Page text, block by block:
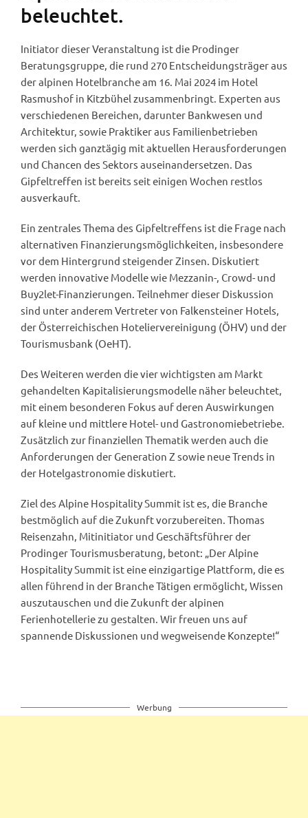
beleuchtet.
Initiator dieser Veranstaltung ist die Prodinger
Beratungsgruppe, die rund 270 Entscheidungsträger aus
der alpinen Hotelbranche am 16. Mai 2024 im Hotel
Rasmushof in Kitzbühel zusammenbringt. Experten aus
verschiedenen Bereichen, darunter Bankwesen und
Architektur, sowie Praktiker aus Familienbetrieben
werden sich ganztägig mit aktuellen Herausforderungen
und Chancen des Sektors auseinandersetzen. Das
Gipfeltreffen ist bereits seit einigen Wochen restlos
ausverkauft.
Ein zentrales Thema des Gipfeltreffens ist die Frage nach
alternativen Finanzierungsmöglichkeiten, insbesondere
vor dem Hintergrund steigender Zinsen. Diskutiert
werden innovative Modelle wie Mezzanin-, Crowd- und
Buy2let-Finanzierungen. Teilnehmer dieser Diskussion
sind unter anderem Vertreter von Falkensteiner Hotels,
der Österreichischen Hoteliervereinigung (ÖHV) und der
Tourismusbank (OeHT).
Des Weiteren werden die vier wichtigsten am Markt
gehandelten Kapitalisierungsmodelle näher beleuchtet,
mit einem besonderen Fokus auf deren Auswirkungen
auf kleine und mittlere Hotel- und Gastronomiebetriebe.
Zusätzlich zur finanziellen Thematik werden auch die
Anforderungen der Generation Z sowie neue Trends in
der Hotelgastronomie diskutiert.
Ziel des Alpine Hospitality Summit ist es, die Branche
bestmöglich auf die Zukunft vorzubereiten. Thomas
Reisenzahn, Mitinitiator und Geschäftsführer der
Prodinger Tourismusberatung, betont: „Der Alpine
Hospitality Summit ist eine einzigartige Plattform, die es
allen führend in der Branche Tätigen ermöglicht, Wissen
auszutauschen und die Zukunft der alpinen
Ferienhotellerie zu gestalten. Wir freuen uns auf
spannende Diskussionen und wegweisende Konzepte!“
Werbung